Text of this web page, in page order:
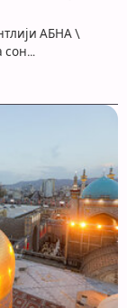
АБНА \
сон…